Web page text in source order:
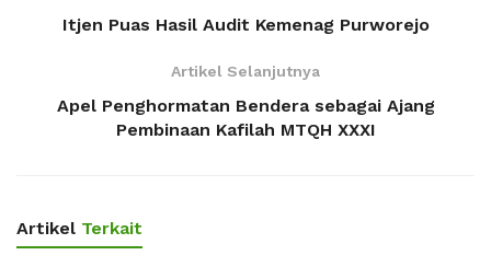
Itjen Puas Hasil Audit Kemenag Purworejo
Artikel Selanjutnya
Apel Penghormatan Bendera sebagai Ajang
Pembinaan Kafilah MTQH XXXI
Artikel Terkait